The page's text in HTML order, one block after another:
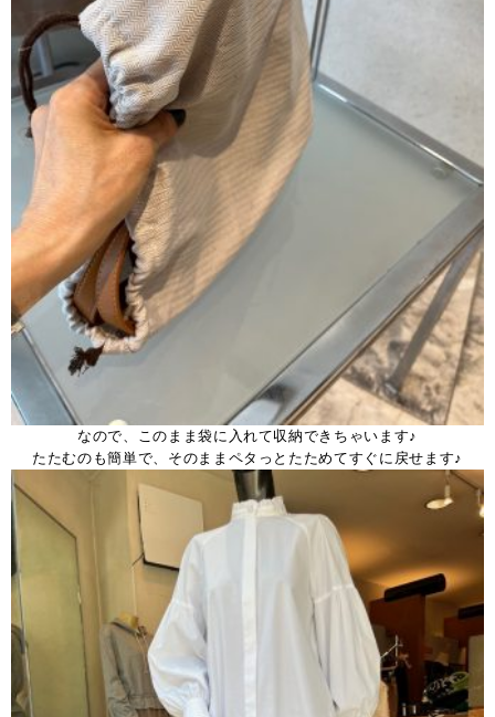
なので、このまま袋に入れて収納できちゃいます♪
たたむのも簡単で、そのままペタっとたためてすぐに戻せます♪